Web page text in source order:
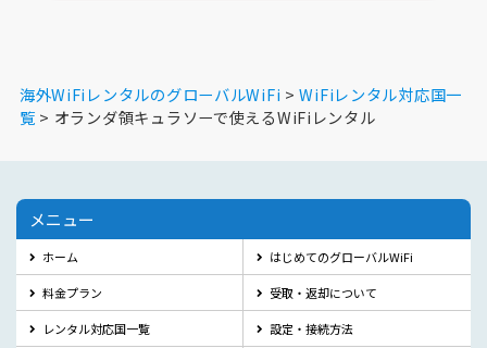
海外WiFiレンタルのグローバルWiFi
WiFiレンタル対応国一
覧
オランダ領キュラソーで使えるWiFiレンタル
メニュー
ホーム はじめてのグローバルWiFi
料金プラン 受取・返却について
レンタル対応国一覧 設定・接続方法